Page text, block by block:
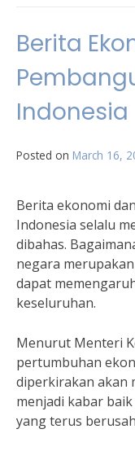
Berita
Indonesia
Posted on March 16,
Berita ekonomi
Indonesia selalu
dibahas.
negara
dapat
keseluruhan.
Menurut Menteri
pertumbuhan
diperkirakan akan
menjadi kabar
yang terus